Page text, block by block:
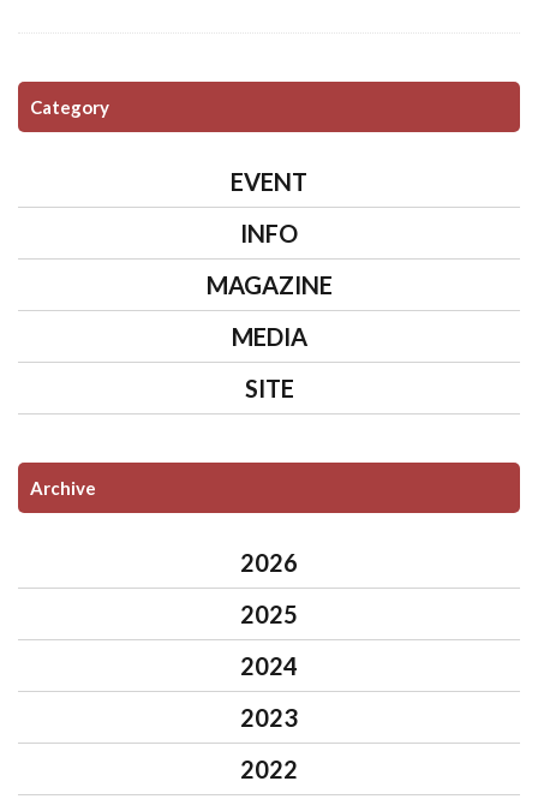
Category
EVENT
INFO
MAGAZINE
MEDIA
SITE
Archive
2026
2025
2024
2023
2022